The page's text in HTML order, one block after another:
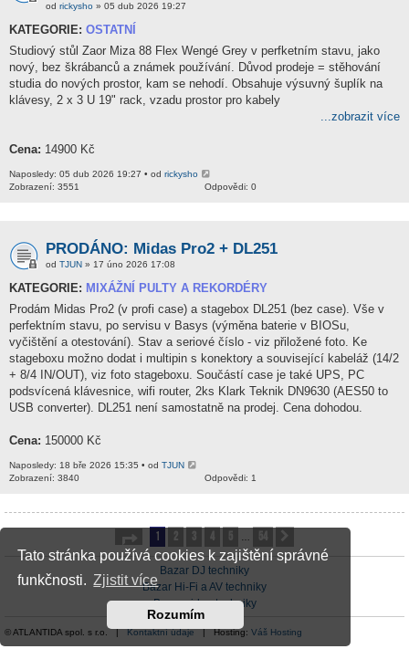
Tato stránka používá cookies k zajištění správné
funkčnosti. Zjistit více
Rozumím
od rickysho » 05 dub 2026 19:27
KATEGORIE: OSTATNÍ
Studiový stůl Zaor Miza 88 Flex Wengé Grey v perfketním stavu, jako
nový, bez škrábanců a známek používání. Důvod prodeje = stěhování
studia do nových prostor, kam se nehodí. Obsahuje výsuvný šuplík na
klávesy, 2 x 3 U 19" rack, vzadu prostor pro kabely
...zobrazit více
Cena: 14900 Kč
Naposledy: 05 dub 2026 19:27 • od rickysho
Odpovědi: 0
Zobrazení: 3551
PRODÁNO: Midas Pro2 + DL251
od TJUN » 17 úno 2026 17:08
KATEGORIE: MIXÁŽNÍ PULTY A REKORDÉRY
Prodám Midas Pro2 (v profi case) a stagebox DL251 (bez case). Vše v
perfektním stavu, po servisu v Basys (výměna baterie v BIOSu,
vyčištění a otestování). Stav a seriové číslo - viz přiložené foto. Ke
stageboxu možno dodat i multipin s konektory a související kabeláž (14/2
+ 8/4 IN/OUT), viz foto stageboxu. Součástí case je také UPS, PC
podsvícená klávesnice, wifi router, 2ks Klark Teknik DN9630 (AES50 to
USB converter). DL251 není samostatně na prodej. Cena dohodou.
Cena: 150000 Kč
Naposledy: 18 bře 2026 15:35 • od TJUN
Odpovědi: 1
Zobrazení: 3840
Stránka 1z 54
1 2 3 4 54
Bazar DJ techniky
Bazar Hi-Fi a AV techniky
Bazar video techniky
© ATLANTIDA spol. s r.o. |Kontaktní údaje| Hosting: Váš Hosting